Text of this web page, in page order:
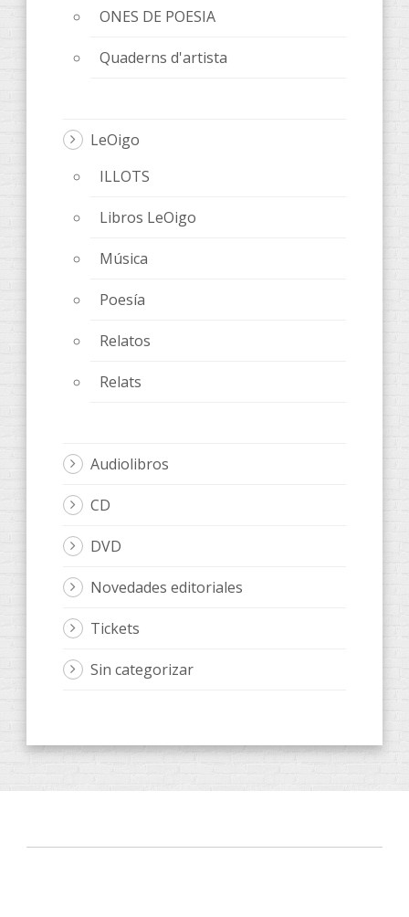
ONES DE POESIA
Quaderns d'artista
LeOigo
ILLOTS
Libros LeOigo
Música
Poesía
Relatos
Relats
Audiolibros
CD
DVD
Novedades editoriales
Tickets
Sin categorizar